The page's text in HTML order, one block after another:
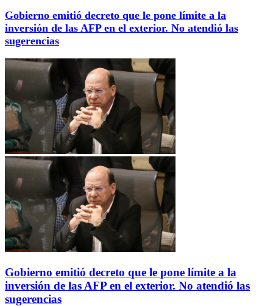
Gobierno emitió decreto que le pone límite a la
inversión de las AFP en el exterior. No atendió las
sugerencias
Gobierno emitió decreto que le pone límite a la
inversión de las AFP en el exterior. No atendió las
sugerencias